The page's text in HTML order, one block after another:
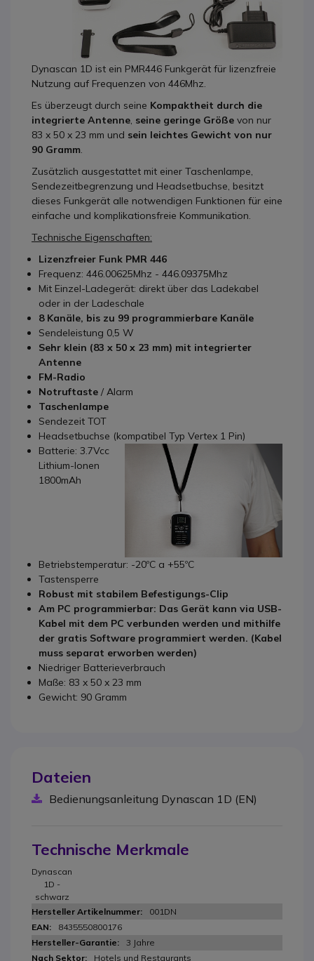
Dynascan 1D ist ein PMR446 Funkgerät für lizenzfreie
Nutzung auf Frequenzen von 446Mhz.
Es überzeugt durch seine Kompaktheit durch die
integrierte Antenne, seine geringe Größe von nur
83 x 50 x 23 mm und sein leichtes Gewicht von nur
90 Gramm.
Zusätzlich ausgestattet mit einer Taschenlampe,
Sendezeitbegrenzung und Headsetbuchse, besitzt
dieses Funkgerät alle notwendigen Funktionen für eine
einfache und komplikationsfreie Kommunikation.
Technische Eigenschaften:
Lizenzfreier Funk PMR 446
Frequenz: 446.00625Mhz - 446.09375Mhz
Mit Einzel-Ladegerät: direkt über das Ladekabel
oder in der Ladeschale
8 Kanäle, bis zu 99 programmierbare Kanäle
Sendeleistung 0,5 W
Sehr klein (83 x 50 x 23 mm) mit integrierter
Antenne
FM-Radio
Notruftaste / Alarm
Taschenlampe
Sendezeit TOT
Headsetbuchse (kompatibel Typ Vertex 1 Pin)
Batterie: 3.7Vcc
Lithium-Ionen
1800mAh
Betriebstemperatur: -20ºC a +55ºC
Tastensperre
Robust mit stabilem Befestigungs-Clip
Am PC programmierbar: Das Gerät kann via USB-
Kabel mit dem PC verbunden werden und mithilfe
der gratis Software programmiert werden. (Kabel
muss separat erworben werden)
Niedriger Batterieverbrauch
Maße: 83 x 50 x 23 mm
Gewicht: 90 Gramm
Dateien
Bedienungsanleitung Dynascan 1D (EN)
Technische Merkmale
Dynascan
1D -
schwarz
001DN
8435550800176
3 Jahre
Hotels und Restaurants